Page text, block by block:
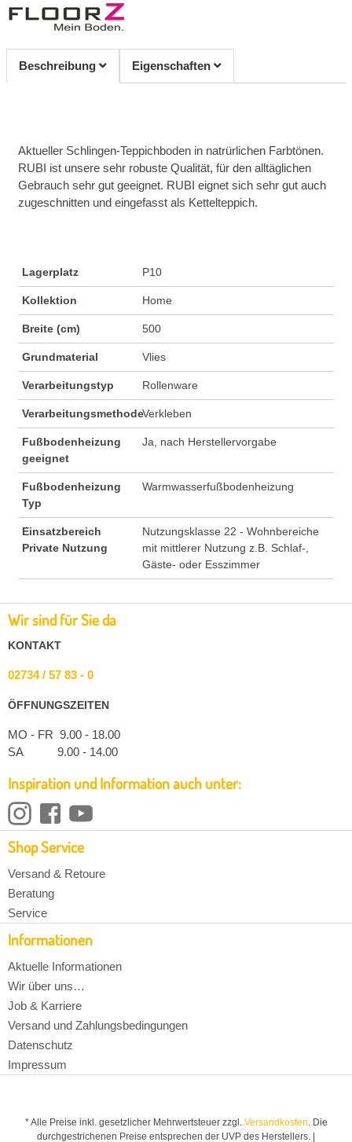
Beschreibung Eigenschaften
Aktueller Schlingen-Teppichboden in natrürlichen Farbtönen.
RUBI ist unsere sehr robuste Qualität, für den alltäglichen
Gebrauch sehr gut geeignet. RUBI eignet sich sehr gut auch
zugeschnitten und eingefasst als Kettelteppich.
Lagerplatz P10
Kollektion Home
Breite (cm) 500
Grundmaterial Vlies
Verarbeitungstyp Rollenware
VerarbeitungsmethodeVerkleben
Fußbodenheizung
geeignet
Ja, nach Herstellervorgabe
Fußbodenheizung
Typ
Warmwasserfußbodenheizung
Einsatzbereich
Private Nutzung
Nutzungsklasse 22 - Wohnbereiche
mit mittlerer Nutzung z.B. Schlaf-,
Gäste- oder Esszimmer
Wir sind für Sie da
KONTAKT
02734 / 57 83 - 0
ÖFFNUNGSZEITEN
MO - FR 9.00 - 18.00
SA 9.00 - 14.00
Inspiration und Information auch unter:
Shop Service
Versand & Retoure
Beratung
Service
Informationen
Aktuelle Informationen
Wir über uns…
Job & Karriere
Versand und Zahlungsbedingungen
Datenschutz
Impressum
* Alle Preise inkl. gesetzlicher Mehrwertsteuer zzgl. Versandkosten. Die
durchgestrichenen Preise entsprechen der UVP des Herstellers. |